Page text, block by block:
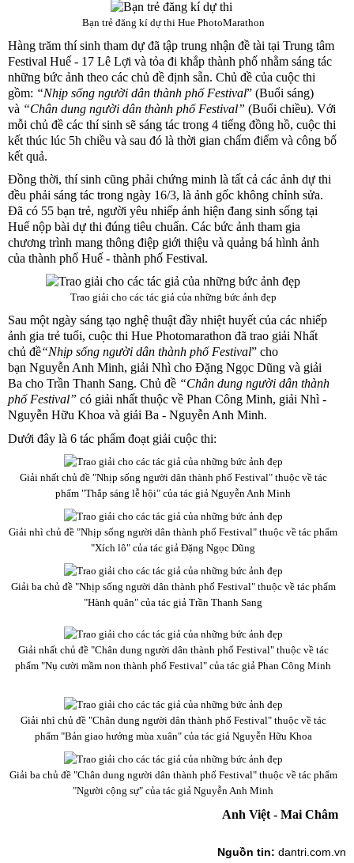
Bạn trẻ đăng kí dự thi Hue PhotoMarathon
Hàng trăm thí sinh tham dự đã tập trung nhận đề tài tại Trung tâm
Festival Huế - 17 Lê Lợi và tỏa đi khắp thành phố nhằm sáng tác
những bức ảnh theo các chủ đề định sẵn. Chủ đề của cuộc thi
gồm: “Nhịp sống người dân thành phố Festival” (Buổi sáng)
và “Chân dung người dân thành phố Festival” (Buổi chiều). Với
mỗi chủ đề các thí sinh sẽ sáng tác trong 4 tiếng đồng hồ, cuộc thi
kết thúc lúc 5h chiều và sau đó là thời gian chấm điểm và công bố
kết quả.
Đồng thời, thí sinh cũng phải chứng minh là tất cả các ảnh dự thi
đều phải sáng tác trong ngày 16/3, là ảnh gốc không chỉnh sửa.
Đã có 55 bạn trẻ, người yêu nhiếp ảnh hiện đang sinh sống tại
Huế nộp bài dự thi đúng tiêu chuẩn. Các bức ảnh tham gia
chương trình mang thông điệp giới thiệu và quảng bá hình ảnh
của thành phố Huế - thành phố Festival.
Trao giải cho các tác giả của những bức ảnh đẹp
Sau một ngày sáng tạo nghệ thuật đầy nhiệt huyết của các nhiếp
ảnh gia trẻ tuổi, cuộc thi Hue Photomarathon đã trao giải Nhất
chủ đề“Nhịp sống người dân thành phố Festival” cho
bạn Nguyễn Anh Minh, giải Nhì cho Đặng Ngọc Dũng và giải
Ba cho Trần Thanh Sang. Chủ đề “Chân dung người dân thành
phố Festival” có giải nhất thuộc về Phan Công Minh, giải Nhì -
Nguyễn Hữu Khoa và giải Ba - Nguyễn Anh Minh.
Dưới đây là 6 tác phẩm đoạt giải cuộc thi:
Giải nhất chủ đề "Nhịp sống người dân thành phố Festival" thuộc về tác
phẩm "Thắp sáng lễ hội" của tác giả Nguyễn Anh Minh
Giải nhì chủ đề "Nhịp sống người dân thành phố Festival" thuộc về tác phẩm
"Xích lô" của tác giả Đặng Ngọc Dũng
Giải ba chủ đề "Nhịp sống người dân thành phố Festival" thuộc về tác phẩm
"Hành quân" của tác giả Trần Thanh Sang
Giải nhất chủ đề "Chân dung người dân thành phố Festival" thuộc về tác
phẩm "Nụ cười mầm non thành phố Festival" của tác giả Phan Công Minh
Giải nhì chủ đề "Chân dung người dân thành phố Festival" thuộc về tác
phẩm "Bản giao hưởng mùa xuân" của tác giả Nguyễn Hữu Khoa
Giải ba chủ đề "Chân dung người dân thành phố Festival" thuộc về tác phẩm
"Người cộng sự" của tác giả Nguyễn Anh Minh
Anh Việt - Mai Châm
Nguồn tin: dantri.com.vn